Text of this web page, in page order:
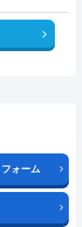
フォーム